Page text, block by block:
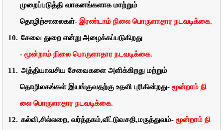
முறைப்படுத்தி வாகனங்களாக மாற்றும்
தொழிற்சாலைகள்- இரண்டாம் நிலை பொருளாதார நடவடிக்கை.
10. சேவை துறை என்று அழைக்கப்படுகிறது
- மூன்றாம் நிலை பொருளாதார நடவடிக்கை.
11. அத்தியாவசிய சேவைகளை அளிக்கிறது மற்றும்
தொழிலகங்கள் இயங்குவதற்கு உதவி புரிகின்றது- மூன்றாம் நி
லை பொருளாதார நடவடிக்கை.
12. கல்வி,சில்லறை, வர்த்தகம்,வீட்டுவசதி,மருத்துவம்- மூன்றாம் நி